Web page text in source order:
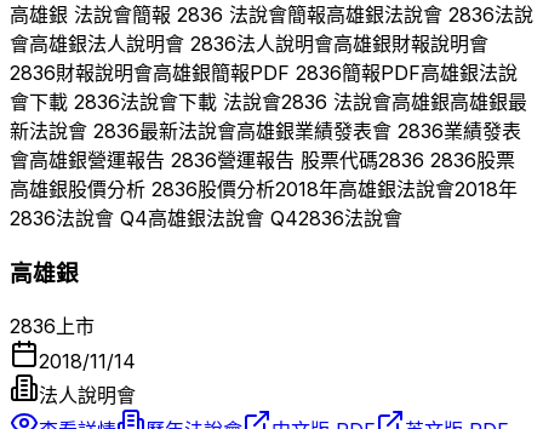
高雄銀 法說會簡報 2836 法說會簡報高雄銀法說會 2836法說
會高雄銀法人說明會 2836法人說明會高雄銀財報說明會
2836財報說明會高雄銀簡報PDF 2836簡報PDF高雄銀法說
會下載 2836法說會下載 法說會2836 法說會高雄銀高雄銀最
新法說會 2836最新法說會高雄銀業績發表會 2836業績發表
會高雄銀營運報告 2836營運報告 股票代碼2836 2836股票
高雄銀股價分析 2836股價分析2018年高雄銀法說會2018年
2836法說會 Q4高雄銀法說會 Q42836法說會
高雄銀
2836 上市
2018/11/14
法人說明會